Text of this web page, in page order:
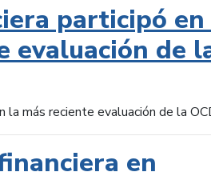
participó
evaluación de
la más reciente evaluación de la
en